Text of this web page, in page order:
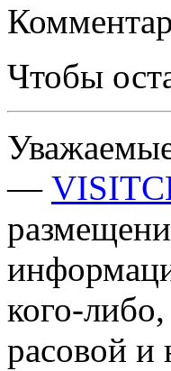
Чтобы
—
кого-
расовой